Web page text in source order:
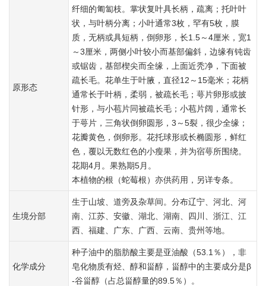
原形态
纤细的匍匐枝。掌状复叶具长柄，疏离；托叶叶
状，与叶柄分离；小叶通常3枚，罕有5枚，膜
质，无柄或具短柄，倒卵形，长1.5～4厘米，宽1
～3厘米，两侧小叶较小而基部偏斜，边缘有钝齿
或锯齿，基部楔尖而全缘，上面近秃净，下面被
疏长毛。花单生于叶腋，直径12～15毫米；花柄
通常长于叶柄，柔弱，被疏长毛；萼片卵形或披
针形，与小苞片同被疏长毛；小苞片阔，通常长
于萼片，三角状倒卵圆形，3～5裂，很少全缘；
花瓣黄色，倒卵形。花托球形或长椭圆形，鲜红
色，覆以无数红色的小瘦果，并为宿萼所围绕。
花期4月。果熟期5月。
本植物的根（蛇莓根）亦供药用，另详专条。
生境分部
生于山坡、道旁及杂草间。分布辽宁、河北、河
南、江苏、安徽、湖北、湖南、四川、浙江、江
西、福建、广东、广西、云南、贵州等地。
化学成分
种子油中的脂肪酸主要是亚油酸（53.1％），非
皂化物质有烃、醇和甾醇，甾醇中的主要成分是β
-谷甾醇（占总甾醇量的89.5％）。